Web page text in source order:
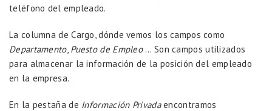
teléfono del empleado.
La columna de Cargo, dónde vemos los campos como
Departamento, Puesto de Empleo… Son campos utilizados
para almacenar la información de la posición del empleado
en la empresa.
En la pestaña de Información Privadaencontramos